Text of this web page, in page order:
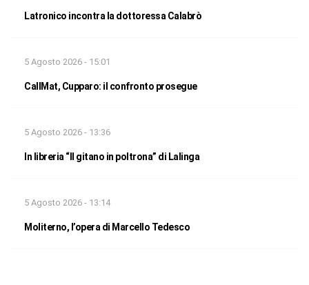
Latronico incontra la dottoressa Calabrò
5 Agosto 2026 - 15:01
CallMat, Cupparo: il confronto prosegue
5 Agosto 2026 - 13:36
In libreria “Il gitano in poltrona” di Lalinga
5 Agosto 2026 - 13:14
Moliterno, l’opera di Marcello Tedesco